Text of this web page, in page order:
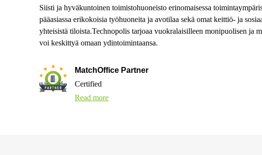
Siisti ja hyväkuntoinen toimistohuoneisto erinomaisessa
pääasiassa erikokoisia työhuoneita ja avotilaa sekä omat keittiö- ja
yhteisistä tiloista.Technopolis tarjoaa vuokralaisilleen monipuolisen ja
voi keskittyä omaan ydintoimintaansa.
MatchOffice Partner
Certified
Read more